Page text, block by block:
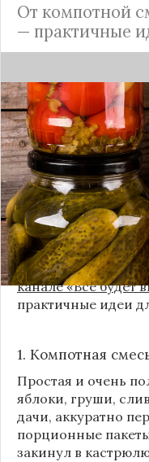
От компотной
— практичные
Каждый год, когда
урожая, я
витаминов.
классика, которая
жизни. Но
продуктов
быстрые и удобные
Сегодня я делюсь
без банок и
пошаговыми
канале «Все будет
практичные идеи
1. Компотная
Простая и очень
яблоки, груши,
дачи, аккуратно
порционные
закинул в